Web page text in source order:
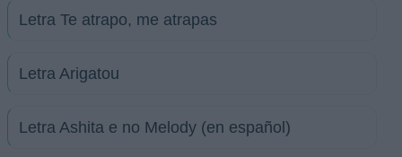
Letra Te atrapo, me atrapas
Letra Arigatou
Letra Ashita e no Melody (en español)